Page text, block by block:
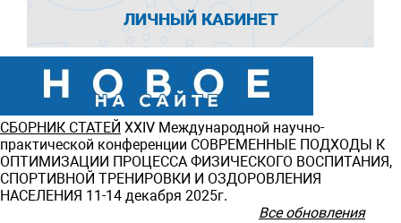
ЛИЧНЫЙ КАБИНЕТ
СБОРНИК СТАТЕЙ ХXIV Международной научно-
практической конференции СОВРЕМЕННЫЕ ПОДХОДЫ К
ОПТИМИЗАЦИИ ПРОЦЕССА ФИЗИЧЕСКОГО ВОСПИТАНИЯ,
СПОРТИВНОЙ ТРЕНИРОВКИ И ОЗДОРОВЛЕНИЯ
НАСЕЛЕНИЯ 11-14 декабря 2025г.
Все обновления